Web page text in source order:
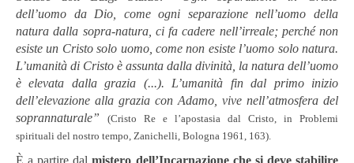
dell’uomo da Dio, come ogni separazione nell’uomo della
natura dalla sopra-natura, ci fa cadere nell’irreale; perché non
esiste un Cristo solo uomo, come non esiste l’uomo solo natura.
L’umanità di Cristo è assunta dalla divinità, la natura dell’uomo
è elevata dalla grazia (...). L’umanità fin dal primo inizio
dell’elevazione alla grazia con Adamo, vive nell’atmosfera del
soprannaturale”
(Cristo Re e l’apostasia dal Cristo, in Problemi
spirituali del nostro tempo, Zanichelli, Bologna 1961, 163).
È a partire dalmistero dell’Incarnazione che si deve stabilire